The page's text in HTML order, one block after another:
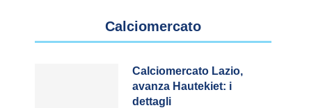
Calciomercato
Calciomercato Lazio,
avanza Hautekiet: i
dettagli